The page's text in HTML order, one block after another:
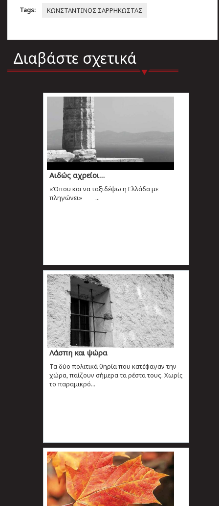
Tags: ΚΩΝΣΤΑΝΤΙΝΟΣ ΣΑΡΡΗΚΩΣΤΑΣ
Διαβάστε σχετικά
Αιδώς αχρείοι…
«Όπου και να ταξιδέψω η Ελλάδα με
πληγώνει» ...
Λάσπη και ψώρα
Τα δύο πολιτικά θηρία που κατέφαγαν την
χώρα, παίζουν σήμερα τα ρέστα τους. Χωρίς
το παραμικρό...